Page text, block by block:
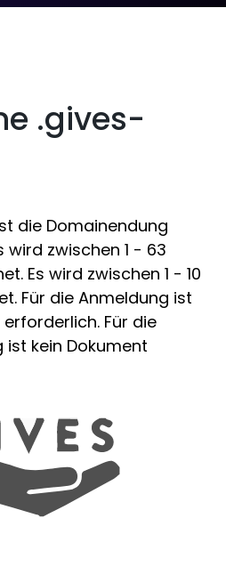
.gives-
die Domainendung
wird zwischen 1 - 63
Es wird zwischen 1 - 10
Für die Anmeldung ist
Für die
kein Dokument